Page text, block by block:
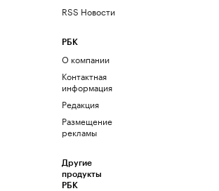
RSS Новости
РБК
О компании
Контактная
информация
Редакция
Размещение
рекламы
Другие
продукты
РБК